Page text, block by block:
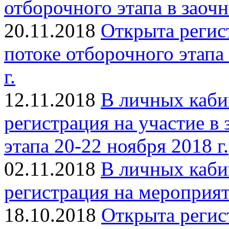
отборочного этапа в
20.11.2018 Открыта
потоке отборочного
г.
12.11.2018 В личных
регистрация на участие
этапа 20-22 ноября 2018 г.
02.11.2018 В личных
регистрация на
18.10.2018 Открыта